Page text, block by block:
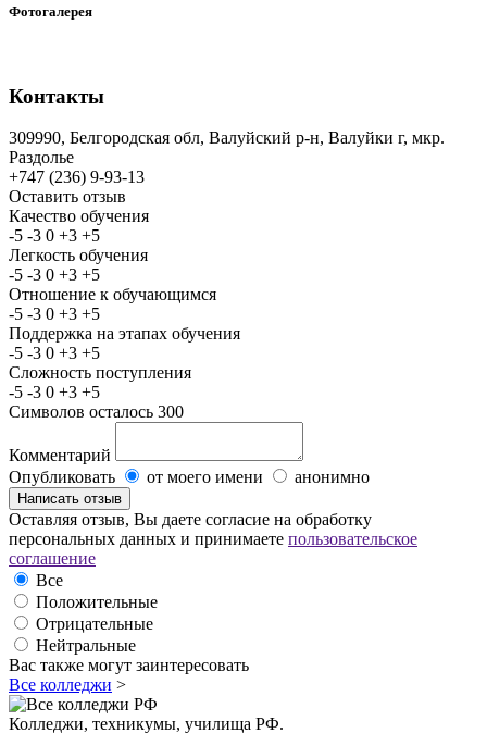
Фотогалерея
Контакты
309990, Белгородская обл, Валуйский р-н, Валуйки г, мкр.
Раздолье
+747 (236) 9-93-13
Оставить отзыв
Качество обучения
-5 -3 0 +3 +5
Легкость обучения
-5 -3 0 +3 +5
Отношение к обучающимся
-5 -3 0 +3 +5
Поддержка на этапах обучения
-5 -3 0 +3 +5
Сложность поступления
-5 -3 0 +3 +5
Символов осталось 300
Комментарий
Опубликовать
от моего имени анонимно
Оставляя отзыв, Вы даете согласие на обработку
персональных данных и принимаете пользовательское
соглашение
Все
Положительные
Отрицательные
Нейтральные
Вас также могут заинтересовать
Все колледжи >
Колледжи, техникумы, училища РФ.